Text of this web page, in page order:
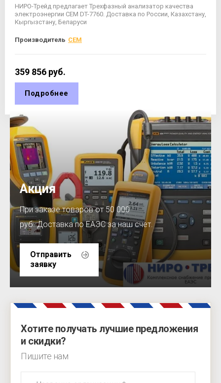
Акция
При заказе товаров от 50 000
руб. Доставка по ЕАЭС за наш счет.
Отправить
заявку
Хотите получать лучшие предложения
и скидки?
Пишите нам
НИРО-Трейд предлагает Трехфазный анализатор качества
электроэнергии CEM DT-7760. Доставка по России, Казахстану,
Кыргызстану, Беларуси
Производитель CEM
359 856 руб.
Подробнее